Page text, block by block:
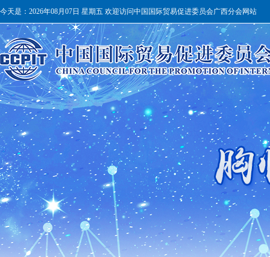
今天是： 2026年08月07日 星期五 欢迎访问中国国际贸易促进委员会广西分会网站